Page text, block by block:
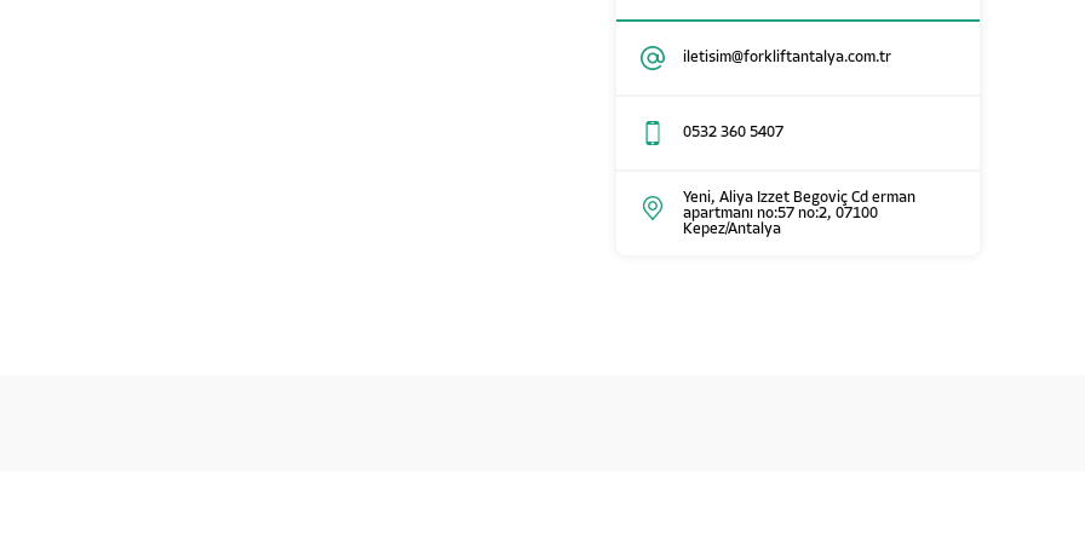
iletisim@forkliftantalya.com.tr
0532 360 5407
Yeni, Aliya Izzet Begoviç Cd erman
apartmanı no:57 no:2, 07100
Kepez/Antalya